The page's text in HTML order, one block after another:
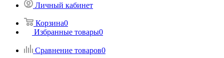
Личный кабинет
Корзина0
Избранные товары0
Сравнение товаров0